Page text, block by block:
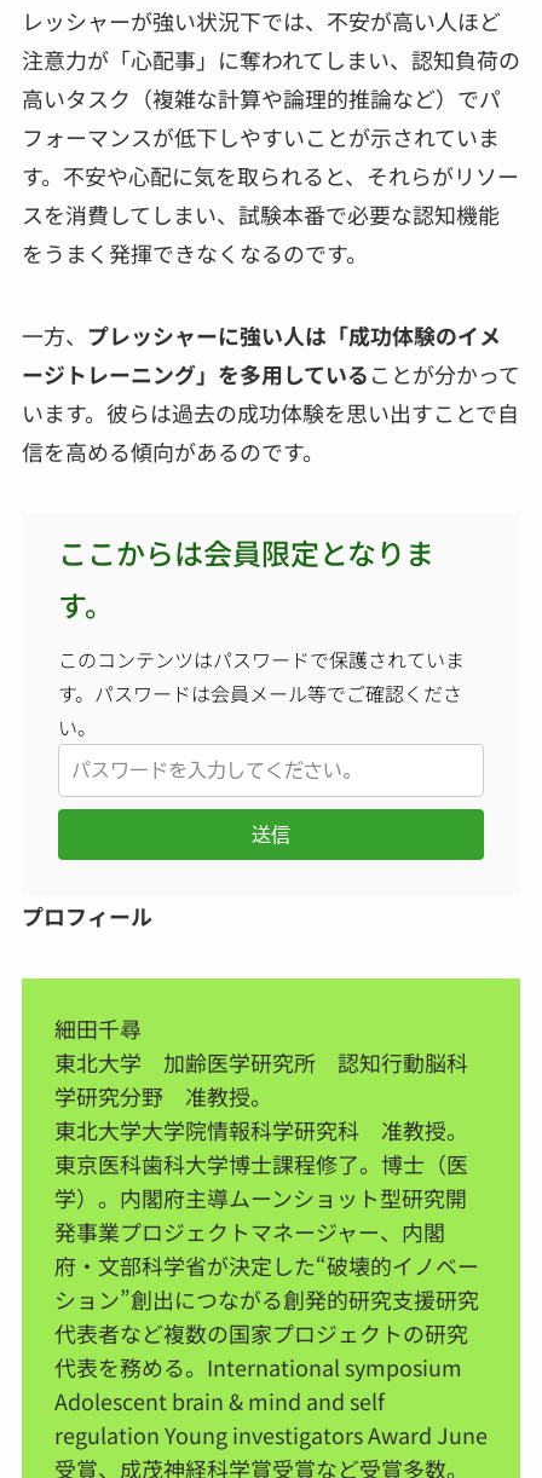
レッシャーが強い状況下では、不安が高い人ほど
注意力が「心配事」に奪われてしまい、認知負荷の
高いタスク（複雑な計算や論理的推論など）でパ
フォーマンスが低下しやすいことが示されていま
す。不安や心配に気を取られると、それらがリソー
スを消費してしまい、試験本番で必要な認知機能
をうまく発揮できなくなるのです。
一方、 プレッシャーに強い人は「成功体験のイメ
ージトレーニング」を多用していることが分かって
います。彼らは過去の成功体験を思い出すことで自
信を高める傾向があるのです。
ここからは会員限定となりま
す。
このコンテンツはパスワードで保護されていま
す。パスワードは会員メール等でご確認くださ
い。
送信
プロフィール
細田千尋
東北大学 加齢医学研究所 認知行動脳科
学研究分野 准教授。
東北大学大学院情報科学研究科 准教授。
東京医科歯科大学博士課程修了。博士（医
学）。内閣府主導ムーンショット型研究開
発事業プロジェクトマネージャー、内閣
府・文部科学省が決定した“破壊的イノベー
ション”創出につながる創発的研究支援研究
代表者など複数の国家プロジェクトの研究
代表を務める。International symposium
Adolescent brain & mind and self
regulation Young investigators Award June
受賞、成茂神経科学賞受賞など受賞多数。